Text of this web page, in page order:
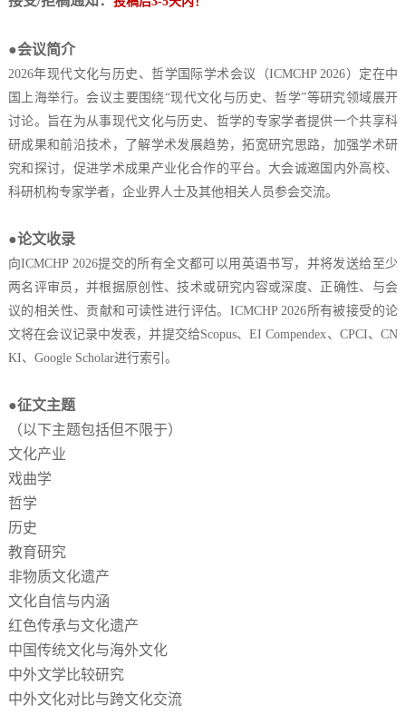
●会议简介
2026年现代文化与历史、哲学国际学术会议 （ICMCHP 2026）定在中
国
上海举行。会议主要围绕“现代文化与历史、哲学”等研究领域展开
讨论。
旨在为从事现代文化与历史、哲学的专家学者提供一个共享科
研成果和前沿技术，了解学术发展趋势，拓宽研究思路，加强学术研
究和探讨，促进学术成果产业化合作的平台。 大会诚邀国内外高校、
科研机构专家学者，企业界人士及其他相关人员参会交流。
●论文收录
向ICMCHP 2026提交的所有全文都可以用英语书写，并将发送给至少
两名评审员，并根据原创性、技术或研究内容或深度、正确性、与会
议的相关性、贡献和可读性进行评估。 ICMCHP 2026所有被接受的论
文将在会议记录中发表，并提交给Scopus、EI Compendex、CPCI、CN
KI、Google Scholar进行索引。
●征文主题
（以下主题包括但不限于）
文化产业
戏曲学
哲学
历史
教育研究
非物质文化遗产
文化自信与内涵
红色传承与文化遗产
中国传统文化与海外文化
中外文学比较研究
中外文化对比与跨文化交流